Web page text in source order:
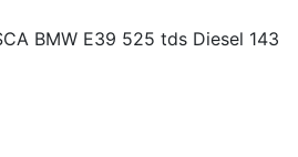
BMW E39 525 tds Diesel 143